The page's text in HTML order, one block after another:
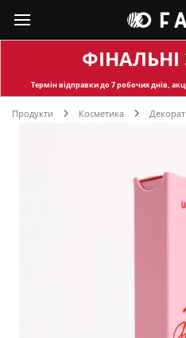
Термін відправкидо 7 робочих днів,
Продукти Косметика